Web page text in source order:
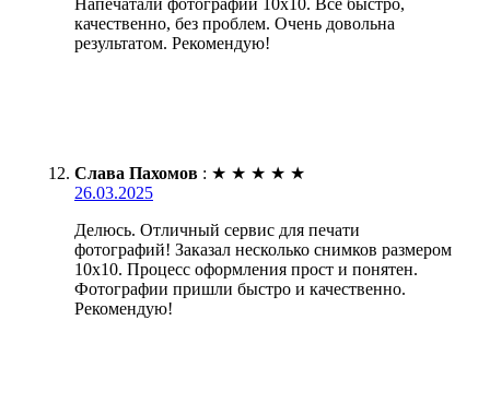
качественно, без проблем. Очень довольна
результатом. Рекомендую!
Слава Пахомов : ★ ★ ★ ★ ★
26.03.2025
Делюсь. Отличный сервис для печати
фотографий! Заказал несколько снимков размером
10х10. Процесс оформления прост и понятен.
Фотографии пришли быстро и качественно.
Рекомендую!